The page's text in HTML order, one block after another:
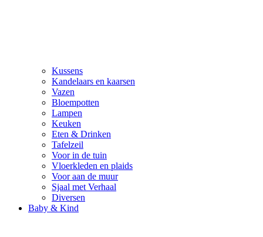
Kussens
Kandelaars en kaarsen
Vazen
Bloempotten
Lampen
Keuken
Eten & Drinken
Tafelzeil
Voor in de tuin
Vloerkleden en plaids
Voor aan de muur
Sjaal met Verhaal
Diversen
Baby & Kind